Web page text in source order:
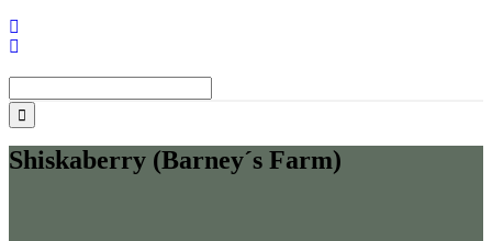
Shiskaberry (Barney´s Farm)